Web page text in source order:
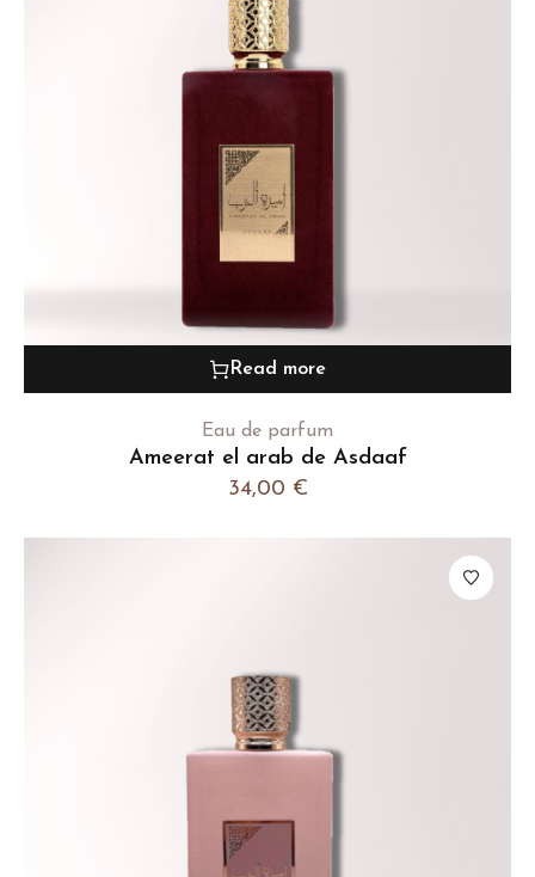
Read more
Eau de parfum
Ameerat el arab de Asdaaf
34,00 €